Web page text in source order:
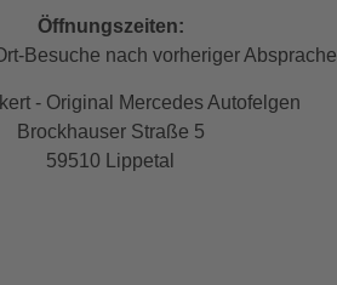
Öffnungszeiten:
Besuche nach vorheriger Absprache
- Original Mercedes Autofelgen
Brockhauser Straße 5
59510 Lippetal